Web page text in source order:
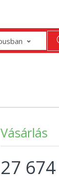
Vásárlás
27